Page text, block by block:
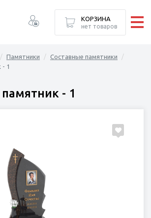
Памятники
Составные памятники
- 1
- 1
КОРЗИНА
нет товаров
Каталог
НАДГРОБИЯ
ГРАНИТНЫЕ КОМПЛЕКСЫ
ДОПОЛНИТЕЛЬНЫЙ ДЕКОР
ОГРАДЫ И СКАМЕЙКИ
СТРОИТЕЛЬСТВО